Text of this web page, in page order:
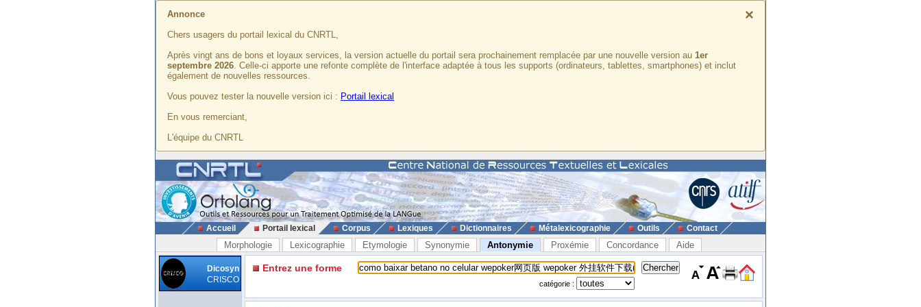
×
Annonce
Chers usagers du portail lexical du CNRTL,
Après vingt ans de bons et loyaux services, la version actuelle du portail sera prochainement remplacée par une nouvelle version au 1er
septembre 2026. Celle-ci apporte une refonte complète de l'interface adaptée à tous les supports (ordinateurs, tablettes, smartphones) et inclut
également de nouvelles ressources.
Vous pouvez tester la nouvelle version ici : Portail lexical
En vous remerciant,
L'équipe du CNRTL
Accueil Portail lexical Corpus Lexiques Dictionnaires Métalexicographie Outils Contact
Morphologie Lexicographie Etymologie Synonymie Antonymie Proxémie Concordance Aide
Dicosyn
CRISCO
Entrez une forme
catégorie :